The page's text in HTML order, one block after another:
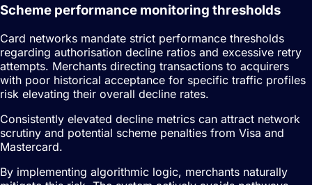
Scheme performance monitoring thresholds
Card networks mandate strict performance thresholds
regarding authorisation decline ratios and excessive retry
attempts. Merchants directing transactions to acquirers
with poor historical acceptance for specific traffic profiles
risk elevating their overall decline rates.
Consistently elevated decline metrics can attract network
scrutiny and potential scheme penalties from Visa and
Mastercard.
By implementing algorithmic logic, merchants naturally